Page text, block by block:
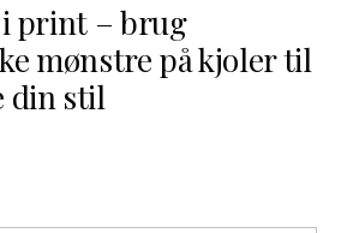
print – brug
mønstre på kjoler til
din stil